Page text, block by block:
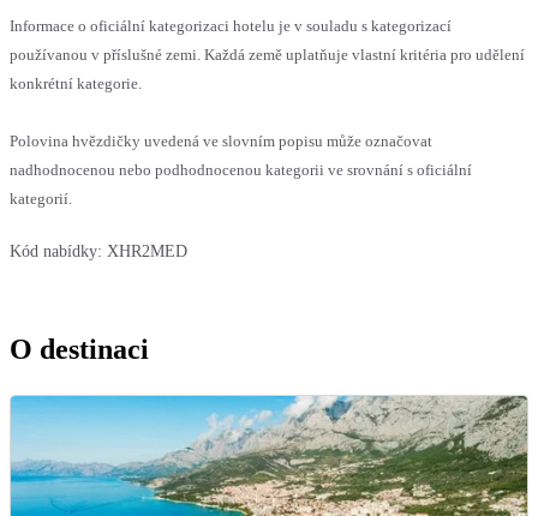
Informace o oficiální kategorizaci hotelu je v souladu s kategorizací
používanou v příslušné zemi. Každá země uplatňuje vlastní kritéria pro udělení
konkrétní kategorie.
Polovina hvězdičky uvedená ve slovním popisu může označovat
nadhodnocenou nebo podhodnocenou kategorii ve srovnání s oficiální
kategorií.
Kód nabídky: XHR2MED
O destinaci